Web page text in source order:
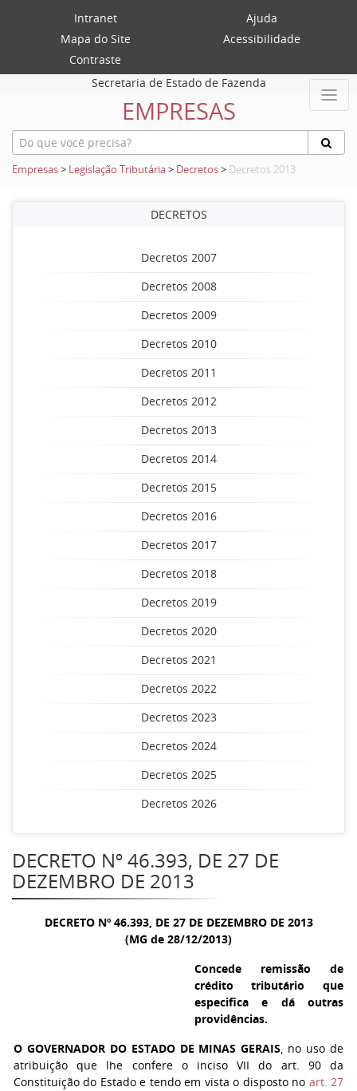
Intranet
Ajuda
Mapa do Site
Acessibilidade
Contraste
Secretaria de Estado de Fazenda
EMPRESAS
Empresas> Legislação Tributária> Decretos> Decretos 2013
DECRETOS
Decretos 2007
Decretos 2008
Decretos 2009
Decretos 2010
Decretos 2011
Decretos 2012
Decretos 2013
Decretos 2014
Decretos 2015
Decretos 2016
Decretos 2017
Decretos 2018
Decretos 2019
Decretos 2020
Decretos 2021
Decretos 2022
Decretos 2023
Decretos 2024
Decretos 2025
Decretos 2026
DECRETO Nº 46.393, DE 27 DE
DEZEMBRO DE 2013
DECRETO Nº 46.393, DE 27 DE DEZEMBRO DE 2013
(MG de 28/12/2013)
Concede remissão de
crédito tributário que
especifica e dá outras
providências.
O GOVERNADOR DO ESTADO DE MINAS GERAIS, no uso de
atribuição que lhe confere o inciso VII do art. 90 da
Constituição do Estado e tendo em vista o disposto no art. 27